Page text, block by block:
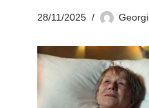
28/11/2025